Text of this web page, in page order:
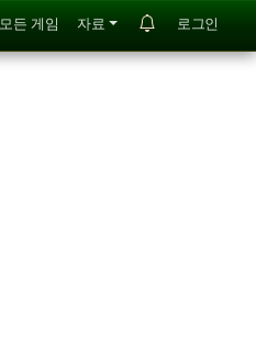
모든 게임 자료 로그인